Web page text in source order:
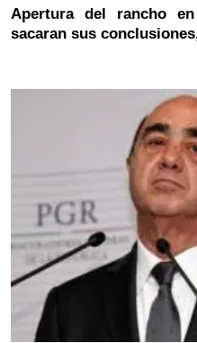
Apertura del rancho
sacaran sus